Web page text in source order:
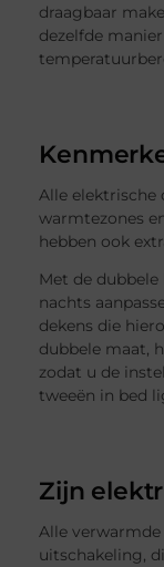
draagbaar
dezelfde
Alle elektrische
warmtezones
hebben ook
Met de
nachts
dekens die
dubbele maat,
zodat u de
tweeën in bed
Zijn
Alle
uitschakeling,